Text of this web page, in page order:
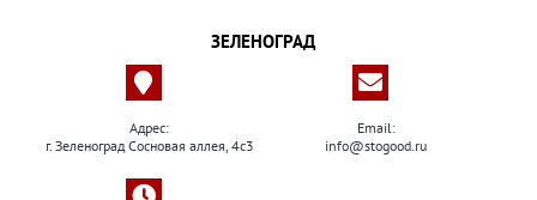
ЗЕЛЕНОГРАД
Адрес:
г. Зеленоград Сосновая аллея, 4с3
Email:
info@stogood.ru